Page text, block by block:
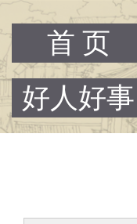
首 页
好人好事